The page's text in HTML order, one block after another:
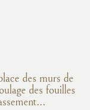
des murs de
des fouilles